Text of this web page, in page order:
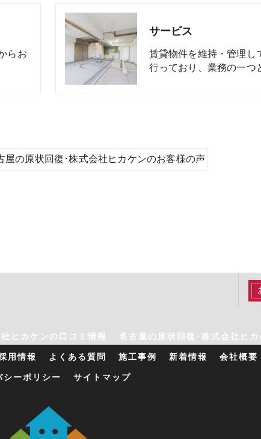
らお
サービス
賃貸物件を維持・管理
行っており、業務の一つ
屋の原状回復･株式会社ヒカケンのお客様の声
ヒカケンの口コミ情報
名古屋の原状回復･株式会社ヒカ
用情報 よくある質問 施工事例 新着情報 会社概要
シーポリシー
サイトマップ